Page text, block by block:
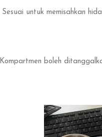
Sesuai untuk memisahkan
Kompartmen boleh